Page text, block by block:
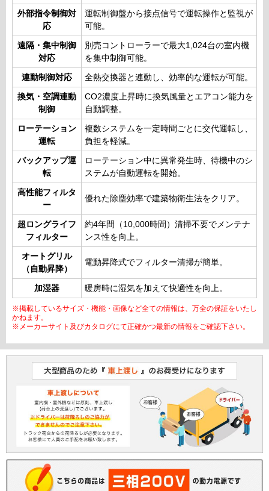
外部指令制御対
応
運転制御盤から接点信号で運転操作と監視が
可能。
遠隔・集中制御
対応
別売コントローラーで最大1,024台の室内機
を集中制御可能。
連動制御対応 全熱交換器と連動し、効率的な運転が可能。
換気・空調連動
制御
CO2濃度上昇時に換気風量とエアコン能力を
自動調整。
ローテーション
運転
複数システムを一定時間ごとに交代運転し、
負担を軽減。
バックアップ運
転
ローテーション中に異常発生時、待機中のシ
ステムが自動運転を開始。
高性能フィルタ
ー
優れた除塵効率で建築物衛生法をクリア。
超ロングライフ
フィルター
約4年間（10,000時間）清掃不要でメンテナ
ンス性を向上。
オートグリル
（自動昇降）
電動昇降式でフィルター清掃が簡単。
加湿器 暖房時に湿気を加えて快適性を向上。
※掲載しているサイズ・機能・画像など全ての情報は、万全の保証をいたし
かねます。
※メーカーサイト及びカタログにて正確かつ最新の情報をご確認下さい。